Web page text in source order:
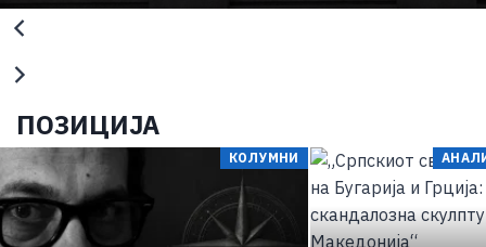
ПОЗИЦИЈА
КОЛУМНИ